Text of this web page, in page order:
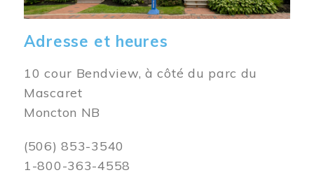
Adresse et heures
10 cour Bendview, à côté du parc du
Mascaret
Moncton NB
(506) 853-3540
1-800-363-4558